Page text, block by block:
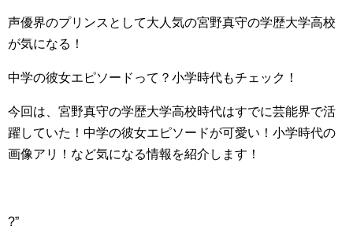
声優界のプリンスとして大人気の宮野真守の学歴大学高校
が気になる！
中学の彼女エピソードって？小学時代もチェック！
今回は、宮野真守の学歴大学高校時代はすでに芸能界で活
躍していた！中学の彼女エピソードが可愛い！小学時代の
画像アリ！など気になる情報を紹介します！
?”